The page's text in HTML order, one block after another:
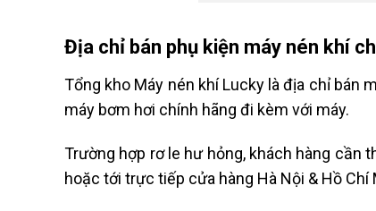
Địa chỉ bán phụ kiện máy nén khí
Tổng kho Máy nén khí Lucky là địa chỉ bán
máy bơm hơi chính hãng đi kèm với máy.
Trường hợp rơ le hư hỏng, khách hàng cần
hoặc tới trực tiếp cửa hàng Hà Nội & Hồ Chí